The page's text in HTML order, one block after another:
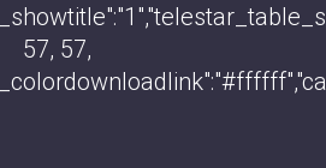
57, 57,